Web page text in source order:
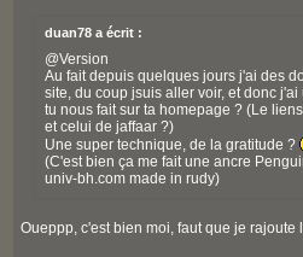
duan78 a écrit :
@Version
Au fait depuis quelques jours j'ai des
site, du coup jsuis aller voir, et donc
tu nous fait sur ta homepage ? (Le
et celui de jaffaar ?)
Une super technique, de la gratitude ?
(C'est bien ça me fait une ancre
univ-bh.com made in rudy)
Oueppp, c'est bien moi, faut que je rajoute